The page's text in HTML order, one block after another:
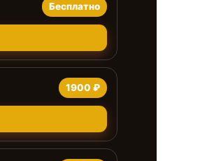
Бесплатно
1900 ₽